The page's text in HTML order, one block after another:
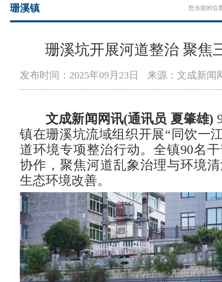
您当前的位
珊溪镇
珊溪坑开展河道整治 聚焦
发布时间：2025年09月23日 来源：文成新闻
文成新闻网讯(通讯员 夏肇雄)
镇在珊溪坑流域组织开展“同饮一
道环境专项整治行动。全镇90名
协作，聚焦河道乱象治理与环境
生态环境改善。